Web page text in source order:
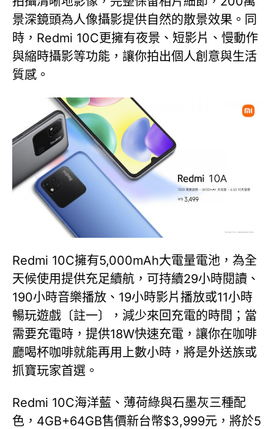
景深鏡頭為人像攝影提供自然的散景效果。同
時，Redmi 10C更擁有夜景、短影片、慢動作
與縮時攝影等功能，讓你拍出個人創意與生活
質感。
Redmi 10C擁有5,000mAh大電量電池，為全
天候使用提供充足續航，可持續29小時閱讀、
190小時音樂播放、19小時影片播放或11小時
暢玩遊戲〔註一〕，減少來回充電的時間；當
需要充電時，提供18W快速充電，讓你在咖啡
廳喝杯咖啡就能再用上數小時，將是外送族或
抓寶玩家首選。
Redmi 10C海洋藍、薄荷綠與石墨灰三種配
色，4GB+64GB售價新台幣$3,999元，將於5